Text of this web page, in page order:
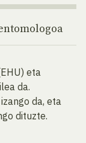
eta
da.
da, eta
dituzte.